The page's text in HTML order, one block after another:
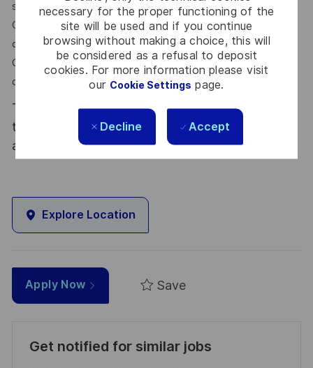
necessary for the proper functioning of the
site will be used and if you continue
browsing without making a choice, this will
be considered as a refusal to deposit
cookies. For more information please visit
our Cookie Settings page.
Decline Accept
solution plus complexe
Choisissez entre une expertise technique ou un parcours
de leadership
Construisez une carrière internationale au sein d'un groupe
d'ingénierie de premier plan
Thales, entreprise Handi-Engagée, reconnait
tous les talents. La diversité est notre meilleur
atout. Postulez et rejoignez nous !
Explore Location
Apply Now Save
Get notified for similar jobs